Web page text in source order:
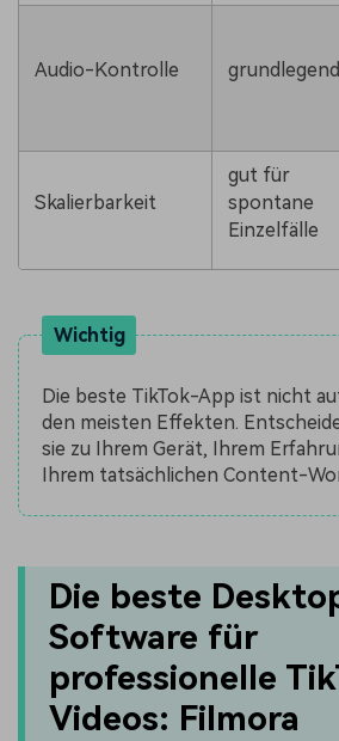
Audio-Kontrolle grundlegend
Skalierbarkeit
gut für
spontane
Einzelfälle
Wichtig
Die beste TikTok-App ist nicht
den meisten Effekten.
sie zu Ihrem Gerät, Ihrem
Ihrem tatsächlichen Content-
Die beste
Software für
professionelle
Videos: Filmora